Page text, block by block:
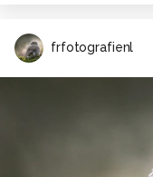
frfotografienl